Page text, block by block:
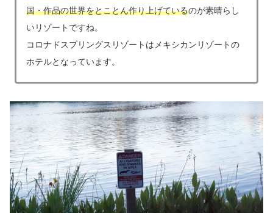
国・作品の世界をとことん作り上げているのが素晴らし
いリゾートですね。
コロナドスプリングスリゾートはメキシカンリゾートの
ホテルとなっています。